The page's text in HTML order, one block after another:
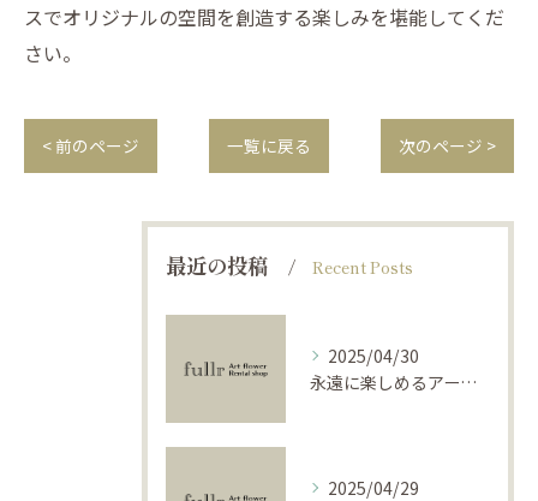
スでオリジナルの空間を創造する楽しみを堪能してくだ
さい。
< 前のページ 一覧に戻る 次のページ >
最近の投稿 Recent Posts
2025/04/30
永遠に楽しめるアーティフィシャルフラワーの使い方
2025/04/29